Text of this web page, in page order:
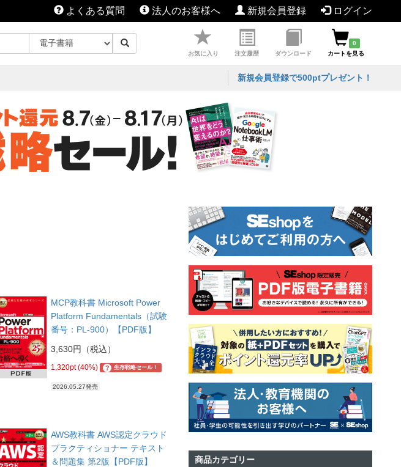
よくある質問 法人のお客様へ 新規会員登録 ログイン
お気に入り 注文履歴 ダウンロード
0
カートを見る
新規会員登録で500ptプレゼント！
MCP教科書 Microsoft Power
Platform Fundamentals（試験
番号：PL-900）【PDF版】
3,630円（税込）
1,320pt (40%) ? 生存戦略セール！
2026.05.27発売
AWS教科書 AWS認定クラウド
プラクティショナー テキスト
＆問題集 第2版【PDF版】
商品カテゴリー